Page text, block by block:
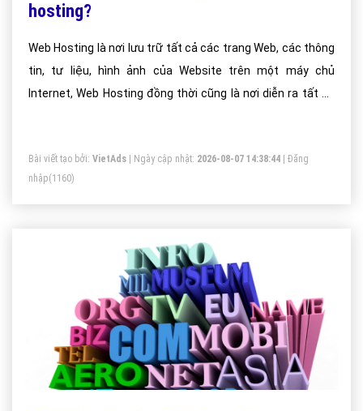
hosting?
Web Hosting là nơi lưu trữ tất cả các trang Web, các thông
tin, tư liệu, hình ảnh của Website trên một máy chủ
Internet, Web Hosting đồng thời cũng là nơi diễn ra tất cả
Internet hoạt động.
Bài viết tạo bởi: VietAds | Ngày cập nhật: 2026-08-07 14:38:44
Đăng
nhập(1160)